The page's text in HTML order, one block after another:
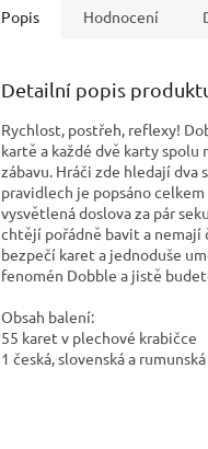
Popis Hodnocení
Detailní popis
Rychlost, postřeh, reflexy!
kartě a každé dvě karty
zábavu. Hráči zde hledají
pravidlech je popsáno
vysvětlená doslova za pár
chtějí pořádně bavit a nemají
bezpečí karet a jednoduše
fenomén Dobble a jistě
Obsah balení:
55 karet v plechové krabičce
1 česká, slovenská a